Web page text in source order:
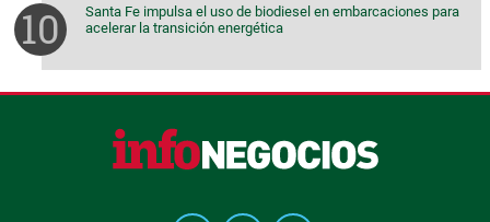
Santa Fe impulsa el uso de biodiesel en embarcaciones para
acelerar la transición energética